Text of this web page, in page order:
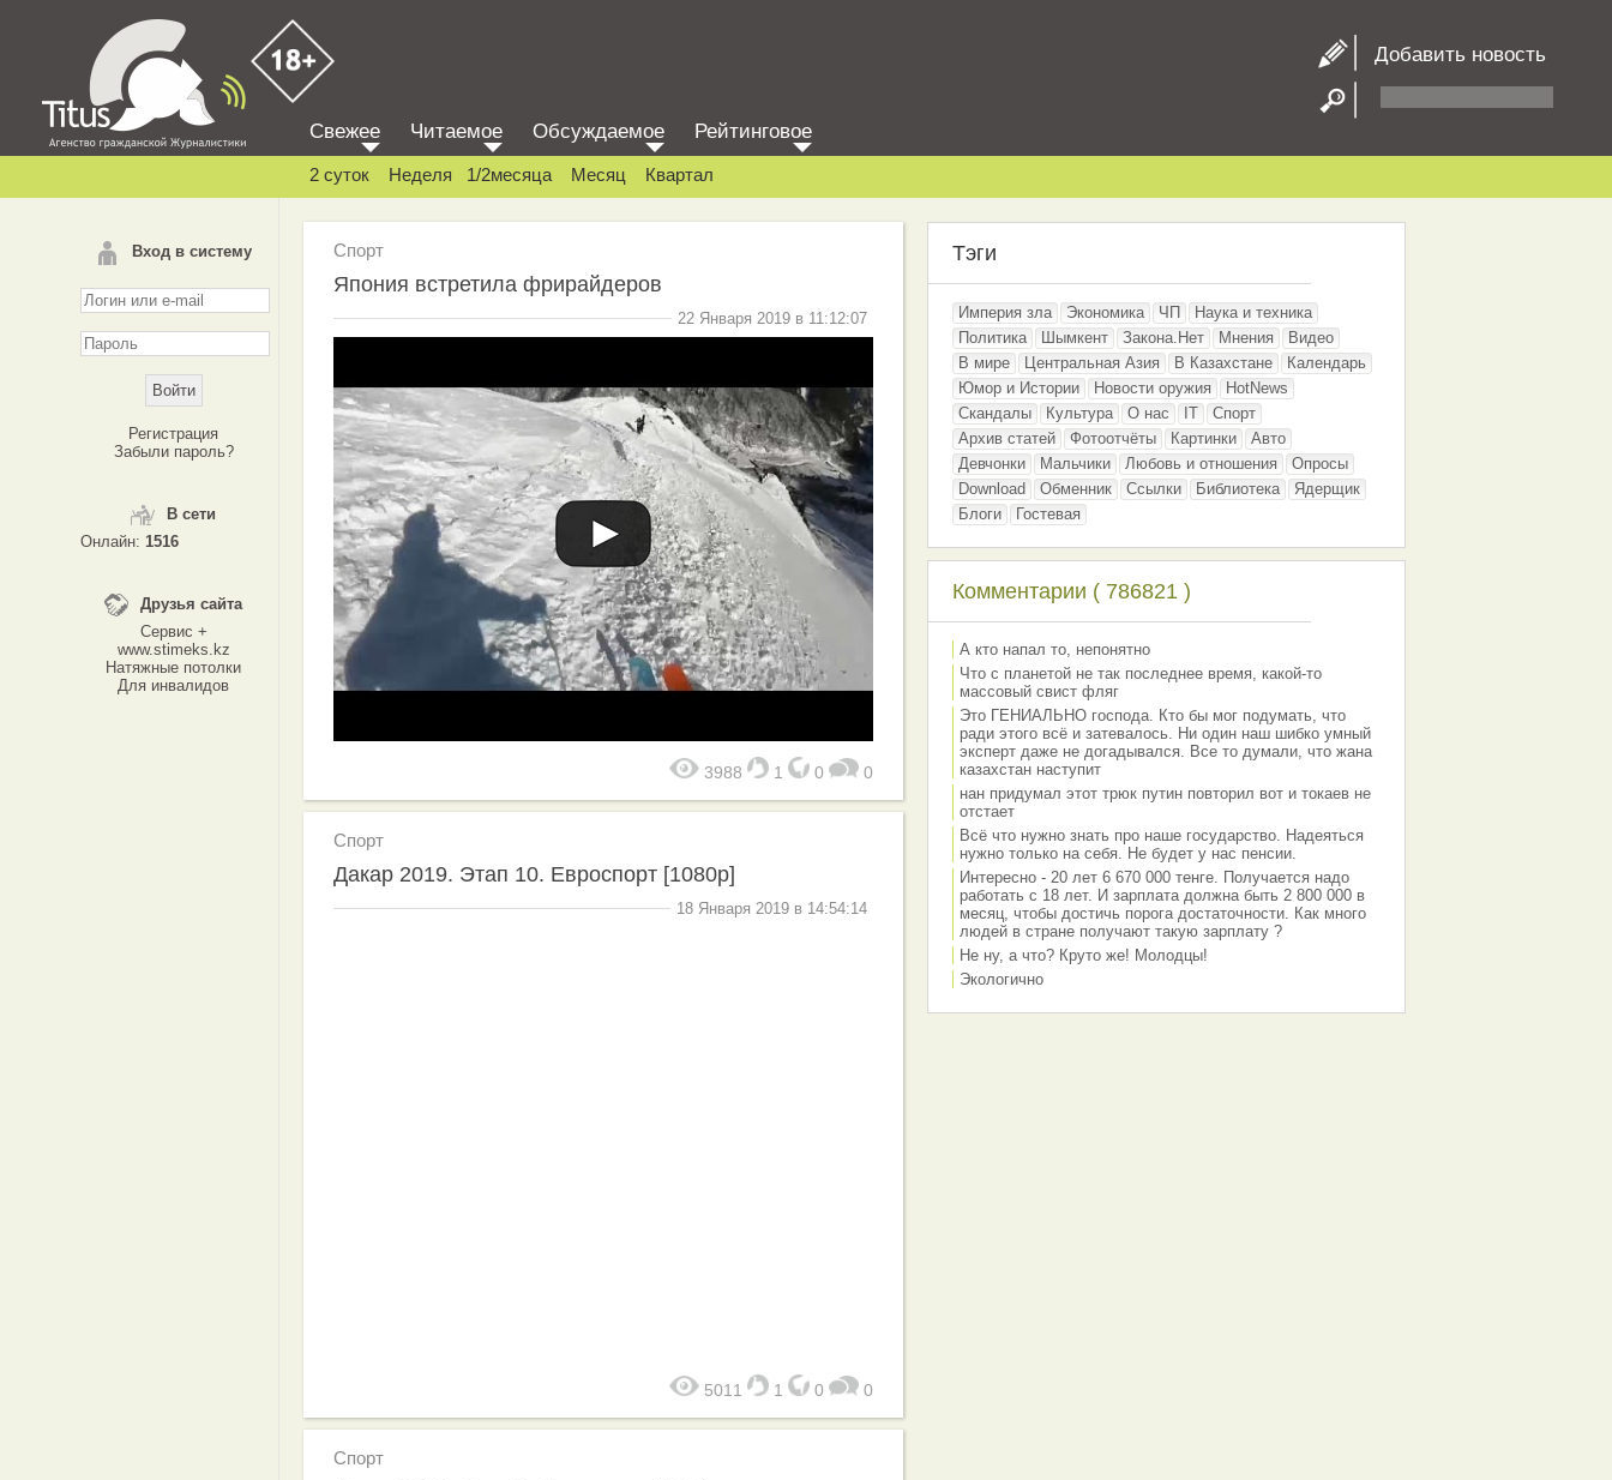
Добавить новость
Вход в систему
Регистрация
Забыли пароль?
В сети
Онлайн: 1516
Друзья сайта
Сервис +
www.stimeks.kz
Натяжные потолки
Для инвалидов
Свежее Читаемое Обсуждаемое Рейтинговое
2 суток Неделя 1/2месяца Месяц Квартал
Спорт
Япония встретила фрирайдеров
22 Января 2019 в 11:12:07
3988 1 0 0
Спорт
Дакар 2019. Этап 10. Евроспорт [1080p]
18 Января 2019 в 14:54:14
5011 1 0 0
Спорт
Тэги
Империя зла Экономика ЧП
Наука и техника
Политика
Шымкент Закона.Нет Мнения
Видео
В мире
Центральная Азия В Казахстане
Календарь
Юмор и Истории
Новости оружия
HotNews
Скандалы
Культура О нас IT
Спорт
Архив статей
Фотоотчёты Картинки
Авто
Девчонки
Мальчики Любовь и отношения
Опросы
Download
Обменник Ссылки Библиотека
Ядерщик
Блоги
Гостевая
Комментарии ( 786821 )
А кто напал то, непонятно
Что с планетой не так последнее время, какой-то
массовый свист фляг
Это ГЕНИАЛЬНО господа. Кто бы мог подумать, что
ради этого всё и затевалось. Ни один наш шибко умный
эксперт даже не догадывался. Все то думали, что жана
казахстан наступит
нан придумал этот трюк путин повторил вот и токаев не
отстает
Всё что нужно знать про наше государство. Надеяться
нужно только на себя. Не будет у нас пенсии.
Интересно - 20 лет 6 670 000 тенге. Получается надо
работать с 18 лет. И зарплата должна быть 2 800 000 в
месяц, чтобы достичь порога достаточности. Как много
людей в стране получают такую зарплату ?
Не ну, а что? Круто же! Молодцы!
Экологично